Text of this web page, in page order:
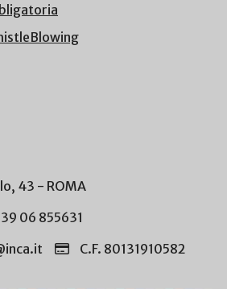
43 - ROMA
06 855631
C.F. 80131910582